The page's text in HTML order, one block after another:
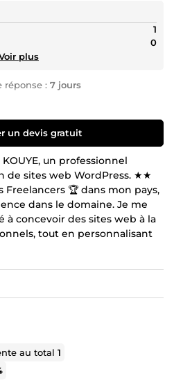
1
0
plus
réponse : 7 jours
un devis gratuit
un professionnel
de sites web WordPress. ★★
Freelancers 🏆 dans mon pays,
dans le domaine. Je me
à concevoir des sites web à la
tout en personnalisant
en WordPress, le CMS
sur des plateformes d'e-
OpenClassrooms et Udemy,
Comeup pour vous
d’un site web WordPress
au total1